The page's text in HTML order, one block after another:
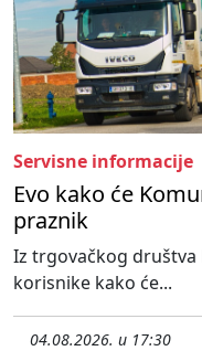
Servisne informacije
Evo kako će
praznik
Iz trgovačkog društva
korisnike kako će...
04.08.2026. u 17:30